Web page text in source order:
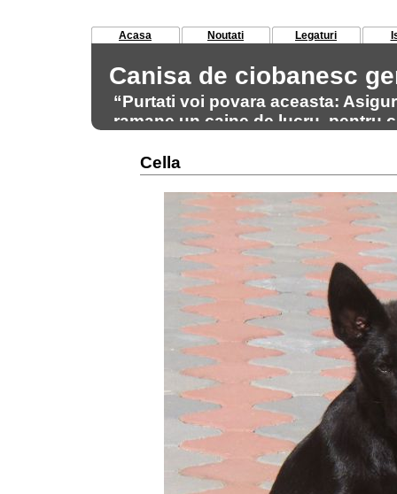
Acasa Noutati Legaturi
Canisa de ciobanesc
“Purtati voi povara aceasta:
ramane un caine de lucru, pentru
Cella